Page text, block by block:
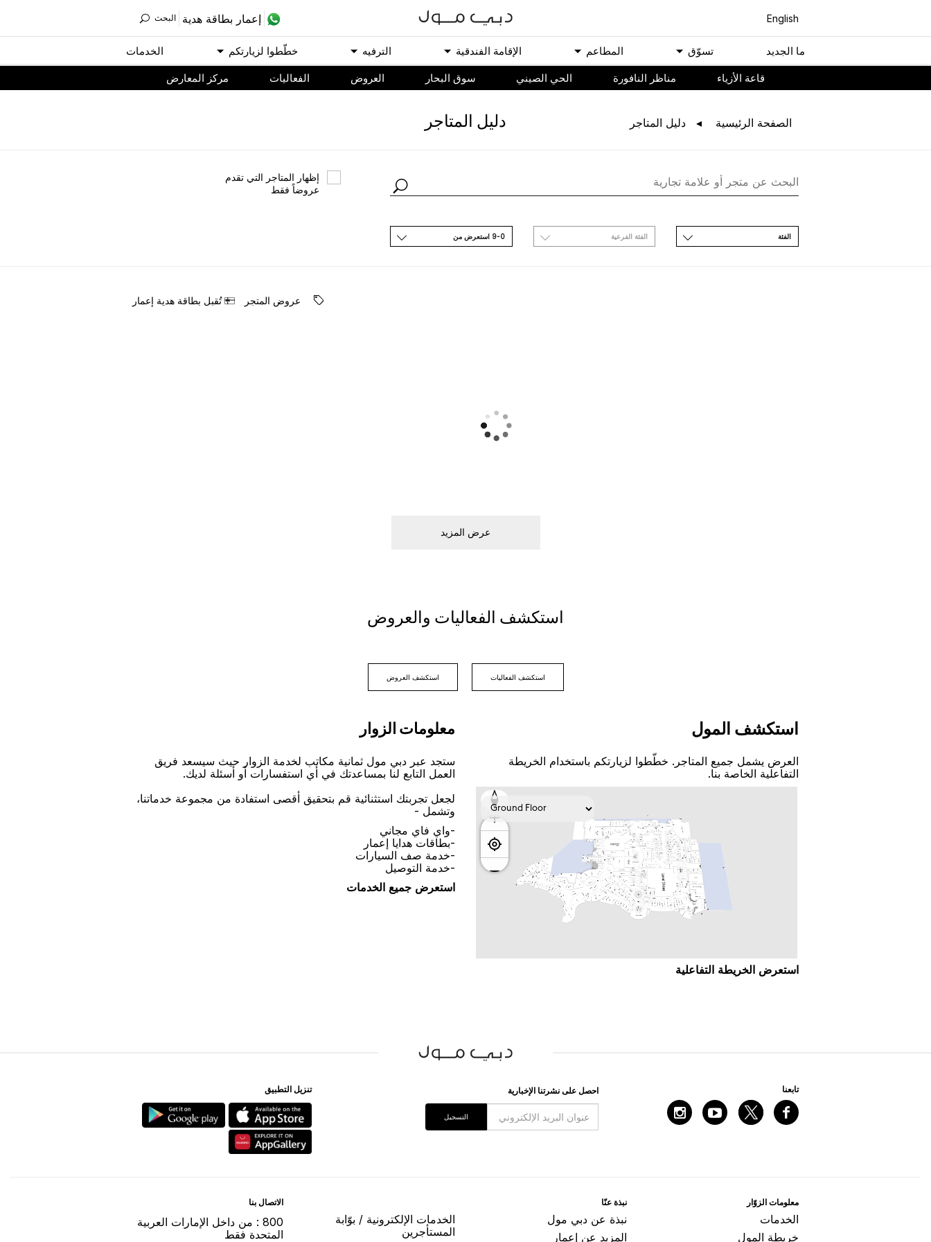
English ﺇﻋﻤﺎﺭ ﺑﻄﺎﻗﺔ ﻫﺪﻳﺔ اﻟﺒﺤﺚ
ﻣﺎ اﻟﺠﺪﻳﺪ ﺗﺴﻮّﻕ اﻟﻤﻄﺎﻋﻢ اﻹﻗﺎﻣﺔ اﻟﻔﻨﺪﻗﻴﺔ اﻟﺘﺮﻓﻴﻪ ﺧﻄّﻄﻮا ﻟﺰﻳﺎﺭﺗﻜﻢ اﻟﺨﺪﻣﺎﺕ
ﻗﺎﻋﺔ اﻷﺯﻳﺎء مناظر النافورة الحي الصيني سوق البحار اﻟﻌﺮﻭﺽ اﻟﻔﻌﺎﻟﻴﺎﺕ مركز المعارض
اﻟﺼﻔﺤﺔ اﻟﺮﺋﻴﺴﻴﺔ ﺩﻟﻴﻞ اﻟﻤﺘﺎﺟﺮ ﺩﻟﻴﻞ اﻟﻤﺘﺎﺟﺮ
ﺇﻇﻬﺎﺭ اﻟﻤﺘﺎﺟﺮ اﻟﺘﻲ ﺗﻘﺪﻡ
ﻋﺮﻭﺿﺎً ﻓﻘﻂ
اﻟﻔﺌﺔ اﻟﻔﺌﺔ اﻟﻔﺮﻋﻴﺔ 9-0 اﺳﺘﻌﺮﺽ ﻣﻦ
ﻋﺮﻭﺽ اﻟﻤﺘﺠﺮ ﺗُﻘﺒﻞ ﺑﻄﺎﻗﺔ ﻫﺪﻳﺔ ﺇﻋﻤﺎﺭ
ﻋﺮﺽ اﻟﻤﺰﻳﺪ
اﺳﺘﻜﺸﻒ اﻟﻔﻌﺎﻟﻴﺎﺕ ﻭاﻟﻌﺮﻭﺽ
اﺳﺘﻜﺸﻒ اﻟﻔﻌﺎﻟﻴﺎﺕ اﺳﺘﻜﺸﻒ اﻟﻌﺮﻭﺽ
اﺳﺘﻜﺸﻒ اﻟﻤﻮﻝ
اﻟﻌﺮﺽ ﻳﺸﻤﻞ ﺟﻤﻴﻊ اﻟﻤﺘﺎﺟﺮ. ﺧﻄّﻄﻮا ﻟﺰﻳﺎﺭﺗﻜﻢ ﺑﺎﺳﺘﺨﺪاﻡ اﻟﺨﺮﻳﻄﺔ
اﻟﺘﻔﺎﻋﻠﻴﺔ اﻟﺨﺎﺻﺔ ﺑﻨﺎ.
اﺳﺘﻌﺮﺽ اﻟﺨﺮﻳﻄﺔ اﻟﺘﻔﺎﻋﻠﻴﺔ
ﻣﻌﻠﻮﻣﺎﺕ اﻟﺰﻭاﺭ
ﺳﺘﺠﺪ ﻋﺒﺮ ﺩﺑﻲ ﻣﻮﻝ ﺛﻤﺎﻧﻴﺔ ﻣﻜﺎﺗﺐ ﻟﺨﺪﻣﺔ اﻟﺰﻭاﺭ ﺣﻴﺚ ﺳﻴﺴﻌﺪ ﻓﺮﻳﻖ
اﻟﻌﻤﻞ اﻟﺘﺎﺑﻊ ﻟﻨﺎ ﺑﻤﺴﺎﻋﺪﺗﻚ ﻓﻲ ﺃﻱ اﺳﺘﻔﺴﺎﺭاﺕ ﺃﻭ ﺃﺳﺌﻠﺔ ﻟﺪﻳﻚ.
ﻟﺠﻌﻞ ﺗﺠﺮﺑﺘﻚ اﺳﺘﺜﻨﺎﺋﻴﺔ ﻗﻢ ﺑﺘﺤﻘﻴﻖ ﺃﻗﺼﻰ اﺳﺘﻔﺎﺩﺓ ﻣﻦ ﻣﺠﻤﻮﻋﺔ ﺧﺪﻣﺎﺗﻨﺎ،
ﻭﺗﺸﻤﻞ -
-ﻭاﻱ ﻓﺎﻱ ﻣﺠﺎﻧﻲ
-ﺑﻄﺎﻗﺎﺕ ﻫﺪاﻳﺎ ﺇﻋﻤﺎﺭ
-ﺧﺪﻣﺔ ﺻﻒ اﻟﺴﻴﺎﺭاﺕ
-ﺧﺪﻣﺔ اﻟﺘﻮﺻﻴﻞ
اﺳﺘﻌﺮﺽ ﺟﻤﻴﻊ اﻟﺨﺪﻣﺎﺕ
ﺗﺎﺑﻌﻨﺎ اﺣﺼﻞ ﻋﻠﻰ ﻧﺸﺮﺗﻨﺎ اﻹﺧﺒﺎﺭﻳﺔ
اﻟﺘﺴﺠﻴﻞ
ﺗﻨﺰﻳﻞ اﻟﺘﻄﺒﻴﻖ
ﻣﻌﻠﻮﻣﺎﺕ اﻟﺰﻭّاﺭ
اﻟﺨﺪﻣﺎﺕ
ﺧﺮﻳﻄﺔ اﻟﻤﻮﻝ
ﻧﺒﺬﺓ ﻋﻨّﺎ
ﻧﺒﺬﺓ ﻋﻦ ﺩﺑﻲ ﻣﻮﻝ
المزيد عن إعمار
اﻟﺨﺪﻣﺎﺕ اﻹﻟﻜﺘﺮﻭﻧﻴﺔ / ﺑﻮّاﺑﺔ
اﻟﻤﺴﺘﺄﺟﺮﻳﻦ
اﻻﺗﺼﺎﻝ ﺑﻨﺎ
800 : ﻣﻦ ﺩاﺧﻞ اﻹﻣﺎﺭاﺕ اﻟﻌﺮﺑﻴﺔ
اﻟﻤﺘﺤﺪﺓ ﻓﻘﻂ